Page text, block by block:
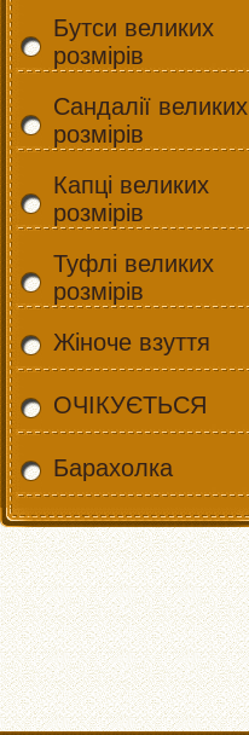
Бутси великих
розмірів
Сандалії великих
розмірів
Капці великих
розмірів
Туфлі великих
розмірів
Жіноче взуття
ОЧІКУЄТЬСЯ
Барахолка